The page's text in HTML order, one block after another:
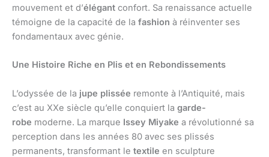
mouvement et d’élégant confort. Sa renaissance actuelle
témoigne de la capacité de la fashion à réinventer ses
fondamentaux avec génie.
Une Histoire Riche en Plis et en Rebondissements
L’odyssée de la jupe plissée remonte à l’Antiquité, mais
c’est au XXe siècle qu’elle conquiert la garde-
robe moderne. La marque Issey Miyake a révolutionné sa
perception dans les années 80 avec ses plissés
permanents, transformant le textile en sculpture